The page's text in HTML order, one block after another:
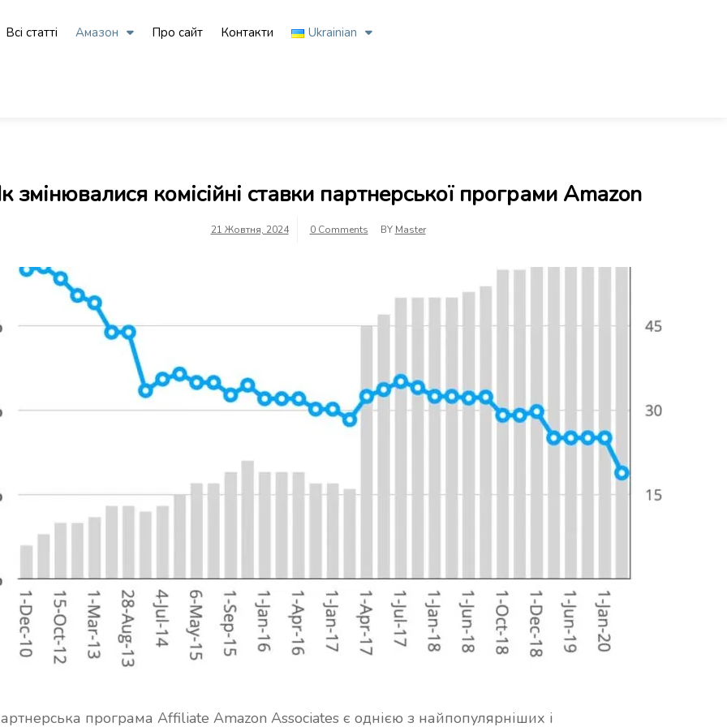
Bсі статті Амазон Про сайт Контакти Ukrainian
змінювалися комісійні ставки партнерської програми Amazon
21 Жовтня, 2024 0 Comments BY Master
програма Affiliate Amazon Associates є однією з найпопулярніших і